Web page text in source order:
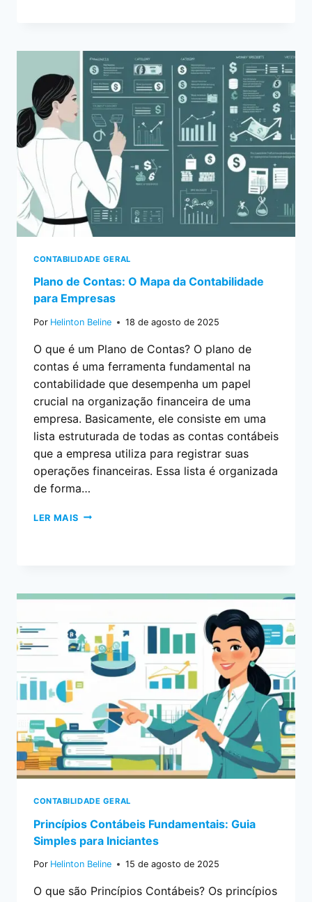
CONTABILIDADE GERAL
Plano de Contas: O Mapa da Contabilidade
para Empresas
Por Helinton Beline 18 de agosto de 2025
O que é um Plano de Contas? O plano de
contas é uma ferramenta fundamental na
contabilidade que desempenha um papel
crucial na organização financeira de uma
empresa. Basicamente, ele consiste em uma
lista estruturada de todas as contas contábeis
que a empresa utiliza para registrar suas
operações financeiras. Essa lista é organizada
de forma…
LER MAIS
CONTABILIDADE GERAL
Princípios Contábeis Fundamentais: Guia
Simples para Iniciantes
Por Helinton Beline 15 de agosto de 2025
O que são Princípios Contábeis? Os princípios